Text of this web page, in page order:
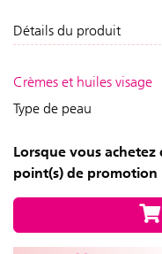
Détails du produit
Crèmes et huiles visage
Type de peau
Lorsque vous achetez
point(s) de promotion